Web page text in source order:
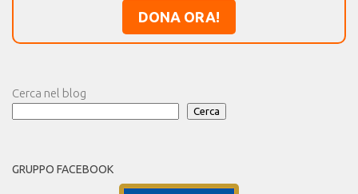
DONA ORA!
Cerca nel blog
Cerca
GRUPPO FACEBOOK